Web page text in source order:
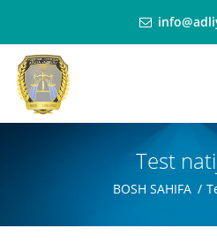
Test
BOSH SAHIFA